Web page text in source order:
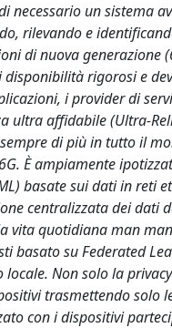
necessario un sistema
rilevando e
di nuova generazione
rigorosi e
i provider di
ultra affidabile (Ultra-
di più in tutto il
È ampiamente
basate sui dati in reti
centralizzata dei dati
vita quotidiana man
basato su Federated
Non solo la
trasmettendo solo
con i dispositivi